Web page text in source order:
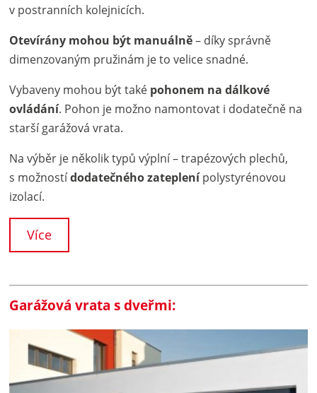
v postranních kolejnicích.
Otevírány mohou být manuálně– díky správně
dimenzovaným pružinám je to velice snadné.
Vybaveny mohou být také pohonem na dálkové
ovládání. Pohon je možno namontovat i dodatečně na
starší garážová vrata.
Na výběr je několik typů výplní – trapézových plechů,
s možnostídodatečného zateplenípolystyrénovou
izolací.
Více
Garážová vrata s dveřmi: